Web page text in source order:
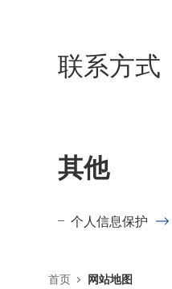
首页 网站地图
联系方式
其他
个人信息保护